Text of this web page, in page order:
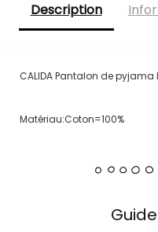
Description
CALIDA Pantalon de
Matériau:Coton=100%